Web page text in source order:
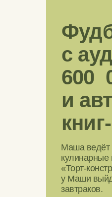
Маша ведёт
кулинарные
«Торт-
у Маши
завтраков.
с
600
и